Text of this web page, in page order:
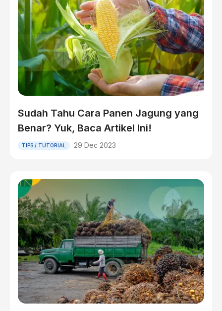
Sudah Tahu Cara Panen Jagung yang
Benar? Yuk, Baca Artikel Ini!
TIPS / TUTORIAL 29 Dec 2023